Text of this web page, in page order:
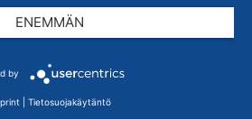
ENEMMÄN
by
Tietosuojakäytäntö